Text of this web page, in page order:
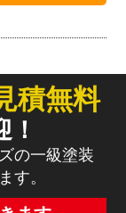
積無料
の一級塗装
す。